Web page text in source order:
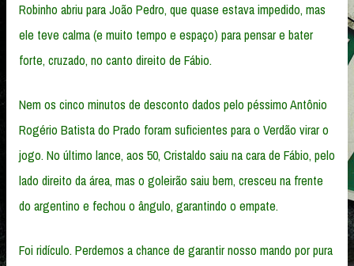
Robinho abriu para João Pedro, que quase estava impedido, mas
ele teve calma (e muito tempo e espaço) para pensar e bater
forte, cruzado, no canto direito de Fábio.
Nem os cinco minutos de desconto dados pelo péssimo Antônio
Rogério Batista do Prado foram suficientes para o Verdão virar o
jogo. No último lance, aos 50, Cristaldo saiu na cara de Fábio, pelo
lado direito da área, mas o goleirão saiu bem, cresceu na frente
do argentino e fechou o ângulo, garantindo o empate.
Foi ridículo. Perdemos a chance de garantir nosso mando por pura